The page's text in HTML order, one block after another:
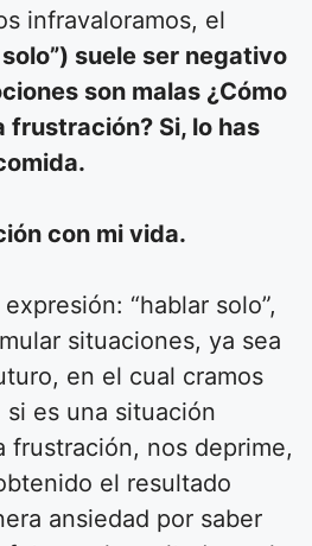
infravaloramos, el
suele ser negativo
son malas ¿Cómo
frustración? Si, lo has
con mi vida.
“hablar solo”,
situaciones, ya sea
en el cual cramos
es una situación
frustración, nos deprime,
el resultado
ansiedad por saber